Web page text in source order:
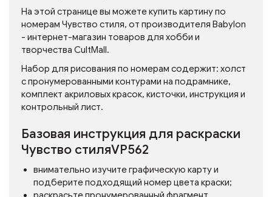
На этой странице вы можете купить картину по
номерам Чувство стиля, от производителя Babylon
- интернет-магазин товаров для хобби и
творчества CultMall.
Набор для рисования по номерам содержит: холст
с пронумерованными контурами на подрамнике,
комплект акриловых красок, кисточки, инструкция и
контрольный лист.
Базовая инструкция для раскраски
Чувство стиляVP562
внимательно изучите графическую карту и
подберите подходящий номер цвета краски;